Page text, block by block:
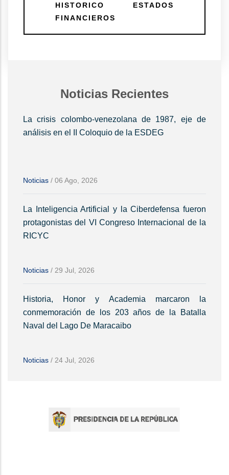
HISTORICO ESTADOS
FINANCIEROS
Noticias Recientes
La crisis colombo-venezolana de 1987, eje de
análisis en el II Coloquio de la ESDEG
Noticias / 06 Ago, 2026
La Inteligencia Artificial y la Ciberdefensa fueron
protagonistas del VI Congreso Internacional de la
RICYC
Noticias / 29 Jul, 2026
Historia, Honor y Academia marcaron la
conmemoración de los 203 años de la Batalla
Naval del Lago De Maracaibo
Noticias / 24 Jul, 2026